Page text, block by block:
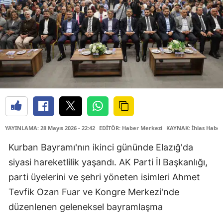
YAYINLAMA: 28 Mayıs 2026 - 22:42 EDİTÖR: Haber Merkezi KAYNAK: İhlas
Kurban Bayramı'nın ikinci gününde Elazığ'da
siyasi hareketlilik yaşandı. AK Parti İl Başkanlığı,
parti üyelerini ve şehri yöneten isimleri Ahmet
Tevfik Ozan Fuar ve Kongre Merkezi'nde
düzenlenen geleneksel bayramlaşma